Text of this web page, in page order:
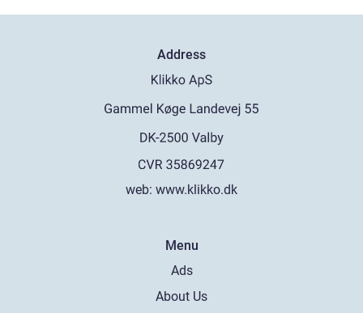
Address
web: www.klikko.dk
Menu
Ads
About Us